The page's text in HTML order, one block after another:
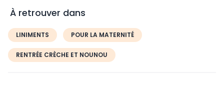
À retrouver dans
LINIMENTS POUR LA MATERNITÉ
RENTRÉE CRÈCHE ET NOUNOU